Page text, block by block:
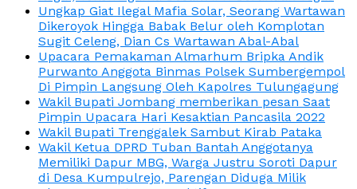
Ungkap Giat Ilegal Mafia Solar, Seorang Wartawan
Dikeroyok Hingga Babak Belur oleh Komplotan
Sugit Celeng, Dian Cs Wartawan Abal-Abal
Upacara Pemakaman Almarhum Bripka Andik
Purwanto Anggota Binmas Polsek Sumbergempol
Di Pimpin Langsung Oleh Kapolres Tulungagung
Wakil Bupati Jombang memberikan pesan Saat
Pimpin Upacara Hari Kesaktian Pancasila 2022
Wakil Bupati Trenggalek Sambut Kirab Pataka
Wakil Ketua DPRD Tuban Bantah Anggotanya
Memiliki Dapur MBG, Warga Justru Soroti Dapur
di Desa Kumpulrejo, Parengan Diduga Milik